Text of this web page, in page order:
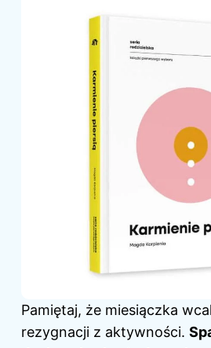
Pamiętaj, że miesiączka
rezygnacji z aktywności.